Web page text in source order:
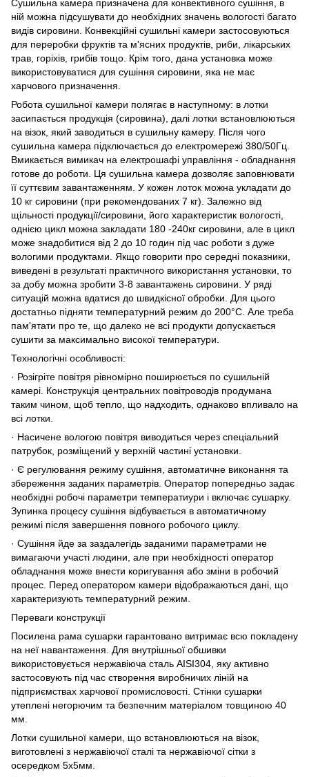
Сушильна камера призначена для конвективного сушіння, в
ній можна підсушувати до необхідних значень вологості багато
видів сировини. Конвекційні сушильні камери застосовуються
для переробки фруктів та м'ясних продуктів, риби, лікарських
трав, горіхів, грибів тощо. Крім того, дана установка може
використовуватися для сушіння сировини, яка не має
харчового призначення.
Робота сушильної камери полягає в наступному: в лотки
засипається продукція (сировина), далі лотки встановлюються
на візок, який заводиться в сушильну камеру. Після чого
сушильна камера підключається до електромережі 380/50Гц.
Вмикається вимикач на електрошафі управління - обладнання
готове до роботи. Ця сушильна камера дозволяє заповнювати
її суттєвим завантаженням. У кожен лоток можна укладати до
10 кг сировини (при рекомендованих 7 кг). Залежно від
щільності продукції/сировини, його характеристик вологості,
однією цикл можна закладати 180 -240кг сировини, але в цикл
може знадобитися від 2 до 10 годин під час роботи з дуже
вологими продуктами. Якщо говорити про середні показники,
виведені в результаті практичного використання установки, то
за добу можна зробити 3-8 завантажень сировини. У ряді
ситуацій можна вдатися до швидкісної обробки. Для цього
достатньо підняти температурний режим до 200°C. Але треба
пам'ятати про те, що далеко не всі продукти допускається
сушити за максимально високої температури.
Технологічні особливості:
· Розігріте повітря рівномірно поширюється по сушильній
камері. Конструкція центральних повітроводів продумана
таким чином, щоб тепло, що надходить, однаково впливало на
всі лотки.
· Насичене вологою повітря виводиться через спеціальний
патрубок, розміщений у верхній частині установки.
· Є регулювання режиму сушіння, автоматичне виконання та
збереження заданих параметрів. Оператор попередньо задає
необхідні робочі параметри температиури і включає сушарку.
Зупинка процесу сушіння відбувається в автоматичному
режимі після завершення повного робочого циклу.
· Сушіння йде за заздалегідь заданими параметрами не
вимагаючи участі людини, але при необхідності оператор
обладнання може внести коригування або зміни в робочий
процес. Перед оператором камери відображаються дані, що
характеризують температурний режим.
Переваги конструкції
Посилена рама сушарки гарантовано витримає всю покладену
на неї навантаження. Для внутрішньої обшивки
використовується нержавіюча сталь AISI304, яку активно
застосовують під час створення виробничих ліній на
підприємствах харчової промисловості. Стінки сушарки
утеплені негорючим та безпечним матеріалом товщиною 40
мм.
Лотки сушильної камери, що встановлюються на візок,
виготовлені з нержавіючої сталі та нержавіючої сітки з
осередком 5х5мм.